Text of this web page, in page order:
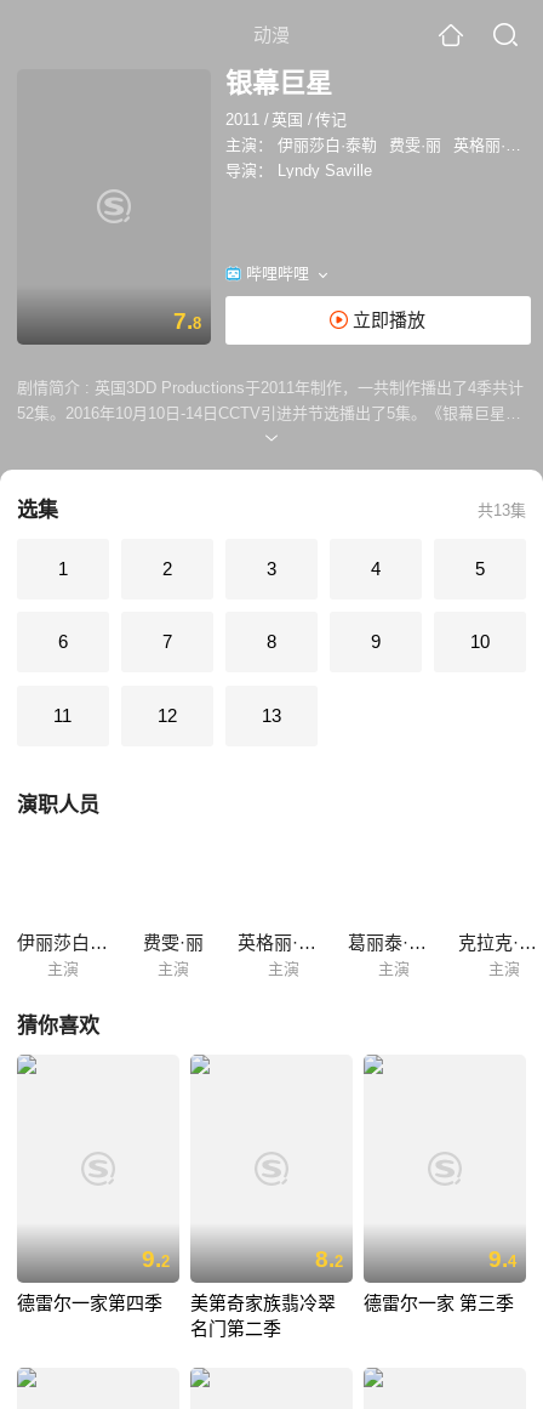
动漫
7.8
银幕巨星
2011 / 英国 /传记
主演：
伊丽莎白·泰勒 费雯·丽
英格丽·褒曼
导演：
Lyndy Saville
哔哩哔哩
立即播放
剧情简介 : 英国3DD Productions于2011年制作，一共制作播出了4季共计
52集。2016年10月10日-14日CCTV引进并节选播出了5集。《银幕巨星》
是一部介绍二十世纪世界最著名影星的系列片，他们在世界电影历史上都
的情感历程，鲜为人知的内心世界。这些巨星的生活本身，就是一部波澜
Elizabeth Taylor》、第2集《费雯·丽 Vivien Leigh》、第3集《英格丽·褒
选集 共13集
1 2 3 4 5
6 7 8 9 10
11 12 13
演职人员
伊丽莎白·泰勒
主演
费雯·丽
主演
英格丽·褒曼
主演
葛丽泰·嘉宝
主演
克拉克·盖博
主演
猜你喜欢
9.2
德雷尔一家第四季
8.2
美第奇家族翡冷翠
名门第二季
9.4
德雷尔一家 第三季